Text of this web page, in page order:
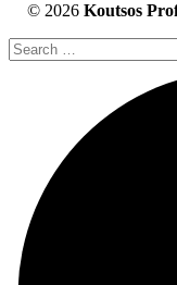
© 2026 Koutsos